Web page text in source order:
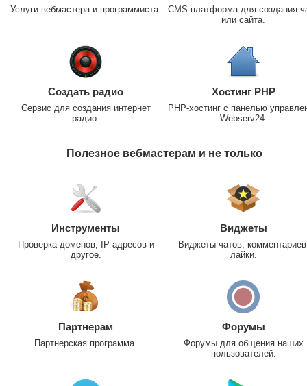
Услуги вебмастера и программиста.
CMS платформа для создания
или сайта.
Создать радио
Сервис для создания интернет
радио.
Хостинг PHP
PHP-хостинг с панелью
Webserv24.
Полезное вебмастерам и не только
Инструменты
Проверка доменов, IP-адресов и
другое.
Виджеты
Виджеты чатов,
лайки.
Партнерам
Партнерская программа.
Форумы
Форумы для общения наших
пользователей.